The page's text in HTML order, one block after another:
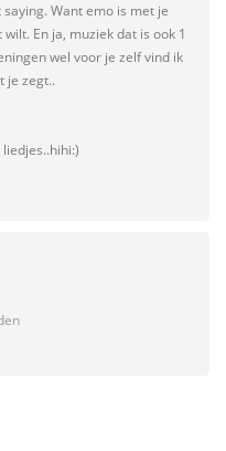
Want emo is met je
En ja, muziek dat is ook 1
wel voor je zelf vind ik
je zegt..